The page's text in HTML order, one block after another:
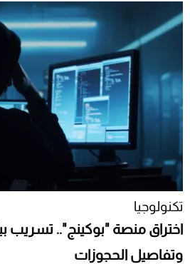
تكنولوجيا
اختراق منصة "بوكينج".. تسريب
وتفاصيل الحجوزات